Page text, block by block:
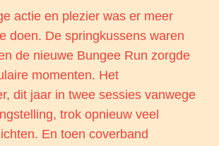
actie en plezier was er meer
doen. De springkussens waren
de nieuwe Bungee Run zorgde
momenten. Het
dit jaar in twee sessies vanwege
trok opnieuw veel
En toen coverband